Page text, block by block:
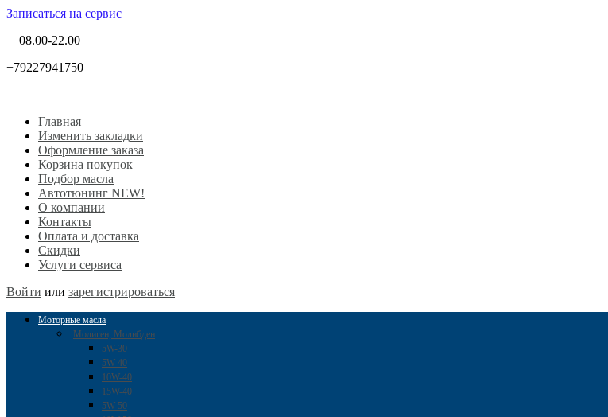
Записаться на сервис
08.00-22.00
+79227941750
Главная
Изменить закладки
Оформление заказа
Корзина покупок
Подбор масла
Автотюнинг NEW!
О компании
Контакты
Оплата и доставка
Скидки
Услуги сервиса
Войти или зарегистрироваться
Моторные масла
Молиген, Молибден
5W-30
5W-40
10W-40
15W-40
5W-50